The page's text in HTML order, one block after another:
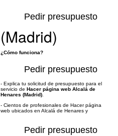
Pedir presupuesto
Pedir presupuesto
Pedir presupuesto
(Madrid)
¿Cómo funciona?
- Explica tu solicitud de presupuesto para el
servicio de Hacer página web Alcalá de
Henares (Madrid)
- Cientos de profesionales de Hacer página
web ubicados en Alcalá de Henares y